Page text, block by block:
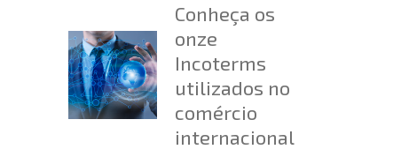
Conheça os
onze
Incoterms
utilizados no
comércio
internacional